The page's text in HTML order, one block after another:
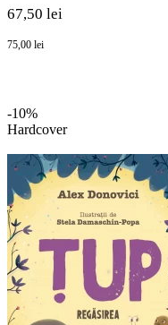
67,50 lei
75,00 lei
-10%
Hardcover